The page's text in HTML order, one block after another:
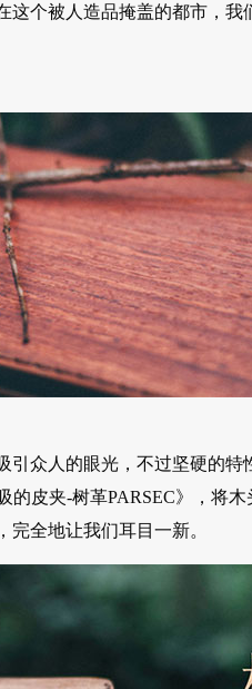
个被人造品掩盖的都市，
众人的眼光，不过坚硬的
的皮夹-树革PARSEC》，将
全地让我们耳目一新。